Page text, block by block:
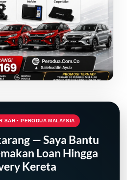
SAH • PERODUA MALAYSIA
— Saya Bantu
Loan Hingga
Kereta